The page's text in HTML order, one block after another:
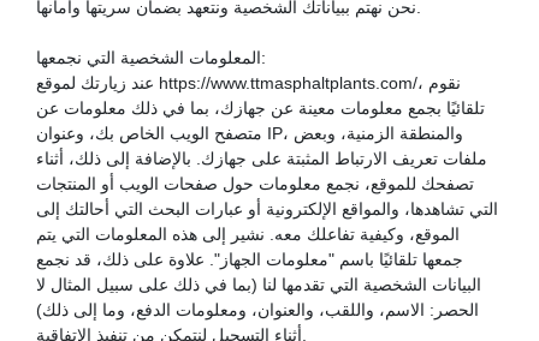
المعلومات الشخصية التي نجمعها:
عند زيارتك لموقع https://www.ttmasphaltplants.com/، نقوم
تلقائيًا بجمع معلومات معينة عن جهازك، بما في ذلك معلومات عن
متصفح الويب الخاص بك، وعنوان IP، والمنطقة الزمنية، وبعض
ملفات تعريف الارتباط المثبتة على جهازك. بالإضافة إلى ذلك، أثناء
تصفحك للموقع، نجمع معلومات حول صفحات الويب أو المنتجات
التي تشاهدها، والمواقع الإلكترونية أو عبارات البحث التي أحالتك إلى
الموقع، وكيفية تفاعلك معه. نشير إلى هذه المعلومات التي يتم
جمعها تلقائيًا باسم "معلومات الجهاز". علاوة على ذلك، قد نجمع
البيانات الشخصية التي تقدمها لنا (بما في ذلك على سبيل المثال لا
الحصر: الاسم، واللقب، والعنوان، ومعلومات الدفع، وما إلى ذلك)